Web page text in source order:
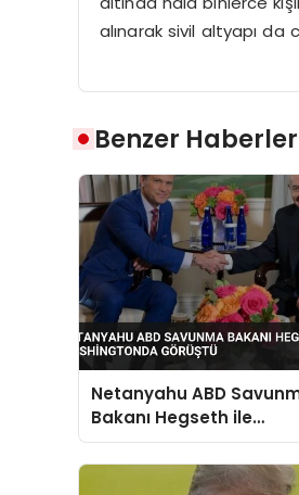
alınarak sivil altyapı da
Benzer Haberler
Netanyahu ABD
Bakanı Hegseth ile
Washingtonda Görüştü